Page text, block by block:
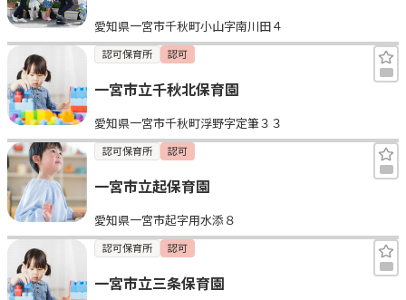
愛知県一宮市千秋町小山字南川田４
認可保育所 認可
一宮市立千秋北保育園
愛知県一宮市千秋町浮野字定筆３３
認可保育所 認可
一宮市立起保育園
愛知県一宮市起字用水添８
認可保育所 認可
一宮市立三条保育園